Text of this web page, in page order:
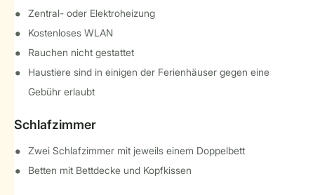
Zentral- oder Elektroheizung
Kostenloses WLAN
Rauchen nicht gestattet
Haustiere sind in einigen der Ferienhäuser gegen eine
Gebühr erlaubt
Schlafzimmer
Zwei Schlafzimmer mit jeweils einem Doppelbett
Betten mit Bettdecke und Kopfkissen